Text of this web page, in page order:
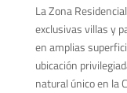
La Zona
exclusivas villas y
en amplias
ubicación
natural único en la